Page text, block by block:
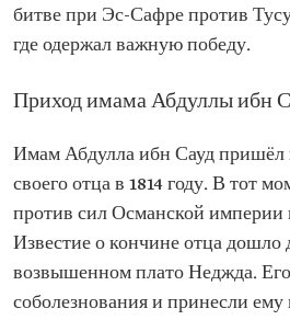
битве при Эс-Сафре против
где одержал важную победу.
Приход имама Абдуллы ибн
Имам Абдулла ибн Сауд пришёл
своего отца в 1814 году. В тот
против сил Османской империи
Известие о кончине отца дошло
возвышенном плато Неджда.
соболезнования и принесли ему